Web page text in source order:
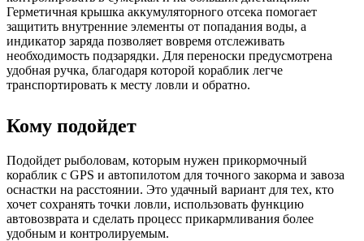
Герметичная крышка аккумуляторного отсека помогает
защитить внутренние элементы от попадания воды, а
индикатор заряда позволяет вовремя отслеживать
необходимость подзарядки. Для переноски предусмотрена
удобная ручка, благодаря которой кораблик легче
транспортировать к месту ловли и обратно.
Кому подойдет
Подойдет рыболовам, которым нужен прикормочный
кораблик с GPS и автопилотом для точного закорма и завоза
оснастки на расстоянии. Это удачный вариант для тех, кто
хочет сохранять точки ловли, использовать функцию
автовозврата и сделать процесс прикармливания более
удобным и контролируемым.